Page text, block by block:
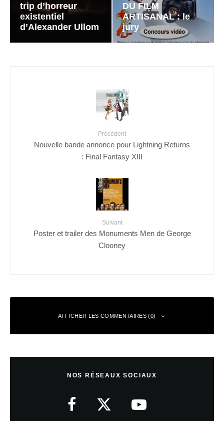
trip d’horreur
existentiel
d’Alexander Ullom
DU FILM
ARTISANAL : le
jury
Précédent
Nouvelle bande annonce pour Lightning Returns
: Final Fantasy XIII
Suivant
Poster et trailer des Monuments Men de George
Clooney
AFFICHER LES COMMENTAIRES (0)
NOS RÉSEAUX SOCIAUX